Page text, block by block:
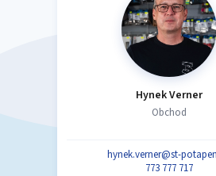
Hynek Verner
Obchod
hynek.verner@st-
773 777 717